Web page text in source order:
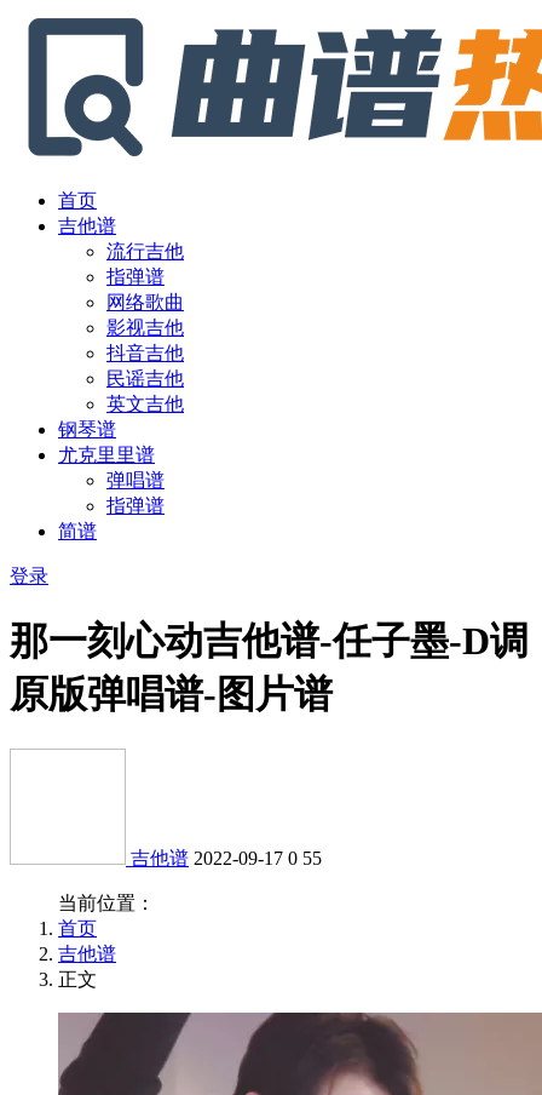
首页
吉他谱
流行吉他
指弹谱
网络歌曲
影视吉他
抖音吉他
民谣吉他
英文吉他
钢琴谱
尤克里里谱
弹唱谱
指弹谱
简谱
登录
那一刻心动吉他谱-任子墨-D调
原版弹唱谱-图片谱
吉他谱 2022-09-17 0 55
当前位置：
首页
吉他谱
正文